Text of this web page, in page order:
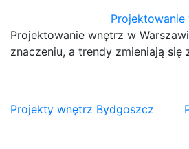
Projektowanie
Projektowanie wnętrz w
znaczeniu, a trendy zmieniają się
Nawigacja
Projekty wnętrz Bydgoszcz